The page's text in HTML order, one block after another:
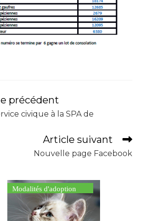
précédent
civique à la SPA de
Article suivant
Nouvelle page Facebook